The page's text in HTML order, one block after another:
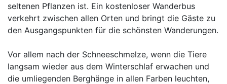
seltenen Pflanzen ist. Ein kostenloser Wanderbus
verkehrt zwischen allen Orten und bringt die Gäste zu
den Ausgangspunkten für die schönsten Wanderungen.
Vor allem nach der Schneeschmelze, wenn die Tiere
langsam wieder aus dem Winterschlaf erwachen und
die umliegenden Berghänge in allen Farben leuchten,